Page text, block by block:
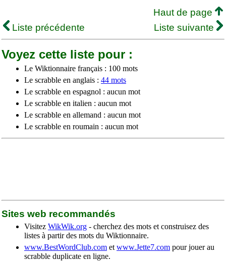
Haut de page
Liste précédente
Liste suivante
Voyez cette liste pour :
Le Wiktionnaire français : 100 mots
Le scrabble en anglais : 44 mots
Le scrabble en espagnol : aucun mot
Le scrabble en italien : aucun mot
Le scrabble en allemand : aucun mot
Le scrabble en roumain : aucun mot
Sites web recommandés
Visitez WikWik.org - cherchez des mots et construisez des
listes à partir des mots du Wiktionnaire.
www.BestWordClub.com et www.Jette7.com pour jouer au
scrabble duplicate en ligne.